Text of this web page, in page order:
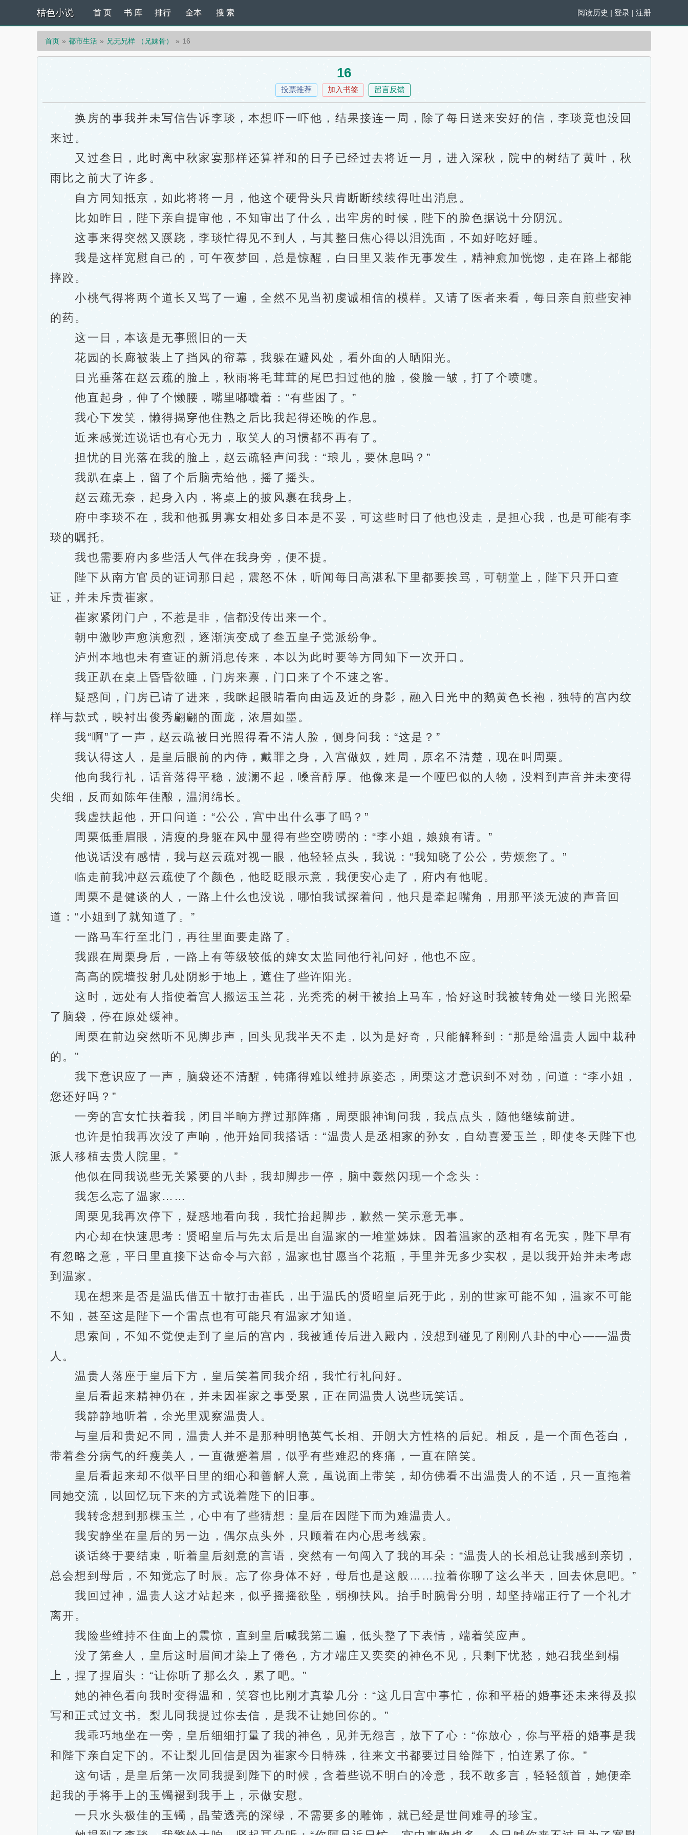
桔色小说 阅读历史 | 登录 | 注册
首 页 书 库 排行 全本 搜 索
首页 都市生活 兄无兄样 （兄妹骨） 16
16
投票推荐 加入书签 留言反馈
换房的事我并未写信告诉李琰，本想吓一吓他，结果接连一周，除了每日送来安好的信，李琰竟也没回
来过。
又过叁日，此时离中秋家宴那样还算祥和的日子已经过去将近一月，进入深秋，院中的树结了黄叶，秋
雨比之前大了许多。
自方同知抵京，如此将将一月，他这个硬骨头只肯断断续续得吐出消息。
比如昨日，陛下亲自提审他，不知审出了什么，出牢房的时候，陛下的脸色据说十分阴沉。
这事来得突然又蹊跷，李琰忙得见不到人，与其整日焦心得以泪洗面，不如好吃好睡。
我是这样宽慰自己的，可午夜梦回，总是惊醒，白日里又装作无事发生，精神愈加恍惚，走在路上都能
摔跤。
小桃气得将两个道长又骂了一遍，全然不见当初虔诚相信的模样。又请了医者来看，每日亲自煎些安神
的药。
这一日，本该是无事照旧的一天
花园的长廊被装上了挡风的帘幕，我躲在避风处，看外面的人晒阳光。
日光垂落在赵云疏的脸上，秋雨将毛茸茸的尾巴扫过他的脸，俊脸一皱，打了个喷嚏。
他直起身，伸了个懒腰，嘴里嘟囔着：“有些困了。”
我心下发笑，懒得揭穿他住熟之后比我起得还晚的作息。
近来感觉连说话也有心无力，取笑人的习惯都不再有了。
担忧的目光落在我的脸上，赵云疏轻声问我：“琅儿，要休息吗？”
我趴在桌上，留了个后脑壳给他，摇了摇头。
赵云疏无奈，起身入内，将桌上的披风裹在我身上。
府中李琰不在，我和他孤男寡女相处多日本是不妥，可这些时日了他也没走，是担心我，也是可能有李
琰的嘱托。
我也需要府内多些活人气伴在我身旁，便不提。
陛下从南方官员的证词那日起，震怒不休，听闻每日高湛私下里都要挨骂，可朝堂上，陛下只开口查
证，并未斥责崔家。
崔家紧闭门户，不惹是非，信都没传出来一个。
朝中激吵声愈演愈烈，逐渐演变成了叁五皇子党派纷争。
泸州本地也未有查证的新消息传来，本以为此时要等方同知下一次开口。
我正趴在桌上昏昏欲睡，门房来禀，门口来了个不速之客。
疑惑间，门房已请了进来，我眯起眼睛看向由远及近的身影，融入日光中的鹅黄色长袍，独特的宫内纹
样与款式，映衬出俊秀翩翩的面庞，浓眉如墨。
我“啊”了一声，赵云疏被日光照得看不清人脸，侧身问我：“这是？”
我认得这人，是皇后眼前的内侍，戴罪之身，入宫做奴，姓周，原名不清楚，现在叫周栗。
他向我行礼，话音落得平稳，波澜不起，嗓音醇厚。他像来是一个哑巴似的人物，没料到声音并未变得
尖细，反而如陈年佳酿，温润绵长。
我虚扶起他，开口问道：“公公，宫中出什么事了吗？”
周栗低垂眉眼，清瘦的身躯在风中显得有些空唠唠的：“李小姐，娘娘有请。”
他说话没有感情，我与赵云疏对视一眼，他轻轻点头，我说：“我知晓了公公，劳烦您了。”
临走前我冲赵云疏使了个颜色，他眨眨眼示意，我便安心走了，府内有他呢。
周栗不是健谈的人，一路上什么也没说，哪怕我试探着问，他只是牵起嘴角，用那平淡无波的声音回
道：“小姐到了就知道了。”
一路马车行至北门，再往里面要走路了。
我跟在周栗身后，一路上有等级较低的婢女太监同他行礼问好，他也不应。
高高的院墙投射几处阴影于地上，遮住了些许阳光。
这时，远处有人指使着宫人搬运玉兰花，光秃秃的树干被抬上马车，恰好这时我被转角处一缕日光照晕
了脑袋，停在原处缓神。
周栗在前边突然听不见脚步声，回头见我半天不走，以为是好奇，只能解释到：“那是给温贵人园中栽种
的。”
我下意识应了一声，脑袋还不清醒，钝痛得难以维持原姿态，周栗这才意识到不对劲，问道：“李小姐，
您还好吗？”
一旁的宫女忙扶着我，闭目半晌方撑过那阵痛，周栗眼神询问我，我点点头，随他继续前进。
也许是怕我再次没了声响，他开始同我搭话：“温贵人是丞相家的孙女，自幼喜爱玉兰，即使冬天陛下也
派人移植去贵人院里。”
他似在同我说些无关紧要的八卦，我却脚步一停，脑中轰然闪现一个念头：
我怎么忘了温家……
周栗见我再次停下，疑惑地看向我，我忙抬起脚步，歉然一笑示意无事。
内心却在快速思考：贤昭皇后与先太后是出自温家的一堆堂姊妹。因着温家的丞相有名无实，陛下早有
有忽略之意，平日里直接下达命令与六部，温家也甘愿当个花瓶，手里并无多少实权，是以我开始并未考虑
到温家。
现在想来是否是温氏借五十散打击崔氏，出于温氏的贤昭皇后死于此，别的世家可能不知，温家不可能
不知，甚至这是陛下一个雷点也有可能只有温家才知道。
思索间，不知不觉便走到了皇后的宫内，我被通传后进入殿内，没想到碰见了刚刚八卦的中心——温贵
人。
温贵人落座于皇后下方，皇后笑着同我介绍，我忙行礼问好。
皇后看起来精神仍在，并未因崔家之事受累，正在同温贵人说些玩笑话。
我静静地听着，余光里观察温贵人。
与皇后和贵妃不同，温贵人并不是那种明艳英气长相、开朗大方性格的后妃。相反，是一个面色苍白，
带着叁分病气的纤瘦美人，一直微蹙着眉，似乎有些难忍的疼痛，一直在陪笑。
皇后看起来却不似平日里的细心和善解人意，虽说面上带笑，却仿佛看不出温贵人的不适，只一直拖着
同她交流，以回忆玩下来的方式说着陛下的旧事。
我转念想到那棵玉兰，心中有了些猜想：皇后在因陛下而为难温贵人。
我安静坐在皇后的另一边，偶尔点头外，只顾着在内心思考线索。
谈话终于要结束，听着皇后刻意的言语，突然有一句闯入了我的耳朵：“温贵人的长相总让我感到亲切，
总会想到母后，不知觉忘了时辰。忘了你身体不好，母后也是这般……拉着你聊了这么半天，回去休息吧。”
我回过神，温贵人这才站起来，似乎摇摇欲坠，弱柳扶风。抬手时腕骨分明，却坚持端正行了一个礼才
离开。
我险些维持不住面上的震惊，直到皇后喊我第二遍，低头整了下表情，端着笑应声。
没了第叁人，皇后这时眉间才染上了倦色，方才端庄又奕奕的神色不见，只剩下忧愁，她召我坐到榻
上，捏了捏眉头：“让你听了那么久，累了吧。”
她的神色看向我时变得温和，笑容也比刚才真挚几分：“这几日宫中事忙，你和平梧的婚事还未来得及拟
写和正式过文书。梨儿同我提过你去信，是我不让她回你的。”
我乖巧地坐在一旁，皇后细细打量了我的神色，见并无怨言，放下了心：“你放心，你与平梧的婚事是我
和陛下亲自定下的。不让梨儿回信是因为崔家今日特殊，往来文书都要过目给陛下，怕连累了你。”
这句话，是皇后第一次同我提到陛下的时候，含着些说不明白的冷意，我不敢多言，轻轻颔首，她便牵
起我的手将手上的玉镯褪到我手上，示做安慰。
一只水头极佳的玉镯，晶莹透亮的深绿，不需要多的雕饰，就已经是世间难寻的珍宝。